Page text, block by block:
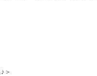
＞